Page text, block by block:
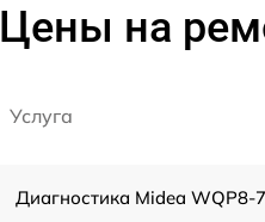
Цены на
Услуга
Диагностика Midea WQP8-